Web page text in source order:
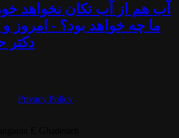
آب هم از آب تکان نخواهد
ما چه خواهد بود؟ - امروز و
دکتر
Privacy Policy